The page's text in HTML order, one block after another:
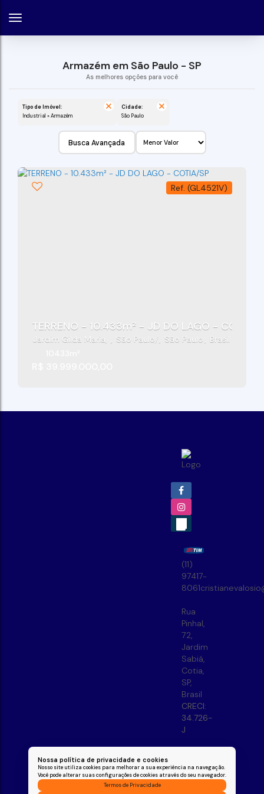
Nossa política de privacidade e cookies
Nosso site utiliza cookies para melhorar a sua experiência na navegação.
Você pode alterar suas configurações de cookies através do seu navegador.
Termos de Privacidade
Armazém em São Paulo - SP
Tipo de Imóvel:
Industrial » Armazém
Cidade:
São Paulo
Busca Avançada
(GL4521V)
TERRENO - 10.433m² - JD DO LAGO - COTIA/
Jardim Gilda Maria São Paulo São Paulo
Brasil
(11)
97417-
8061
Rua
Pinhal,
72,
Jardim
Sabiá,
Cotia,
SP,
Brasil
CRECI:
34.726-
J